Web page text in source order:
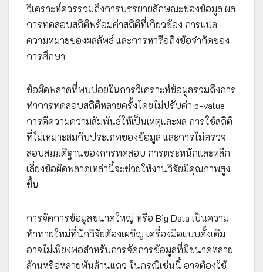
วิเคราะห์ควรรวมถึงการบรรยายลักษณะของข้อมูล ผล
การทดสอบสถิติพร้อมค่าสถิติที่เกี่ยวข้อง การแปล
ความหมายของผลลัพธ์ และการหารือถึงข้อจำกัดของ
การศึกษา
ข้อผิดพลาดที่พบบ่อยในการวิเคราะห์ข้อมูลรวมถึงการ
ทำการทดสอบสถิติหลายครั้งโดยไม่ปรับค่า p-value
การตีความความสัมพันธ์ให้เป็นเหตุและผล การใช้สถิติ
ที่ไม่เหมาะสมกับประเภทของข้อมูล และการไม่ตรวจ
สอบสมมติฐานของการทดสอบ การตระหนักและหลีก
เลี่ยงข้อผิดพลาดเหล่านี้จะช่วยให้งานวิจัยมีคุณภาพสูง
ขึ้น
การจัดการข้อมูลขนาดใหญ่ หรือ Big Data เป็นความ
ท้าทายใหม่ที่นักวิจัยต้องเผชิญ เครื่องมือแบบดั้งเดิม
อาจไม่เพียงพอสำหรับการจัดการข้อมูลที่มีขนาดหลาย
ล้านหรือหลายพันล้านแถว ในกรณีเช่นนี้ อาจต้องใช้